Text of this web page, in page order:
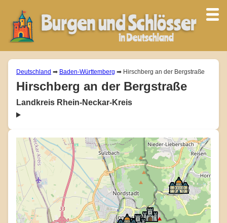
Deutschland ➡ Baden-Württemberg ➡ Hirschberg an der Bergstraße
Hirschberg an der Bergstraße
Landkreis Rhein-Neckar-Kreis